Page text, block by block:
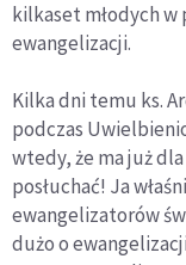
kilkaset młodych
ewangelizacji.
Kilka dni temu ks.
podczas
wtedy, że ma już
posłuchać! Ja
ewangelizatorów
dużo o